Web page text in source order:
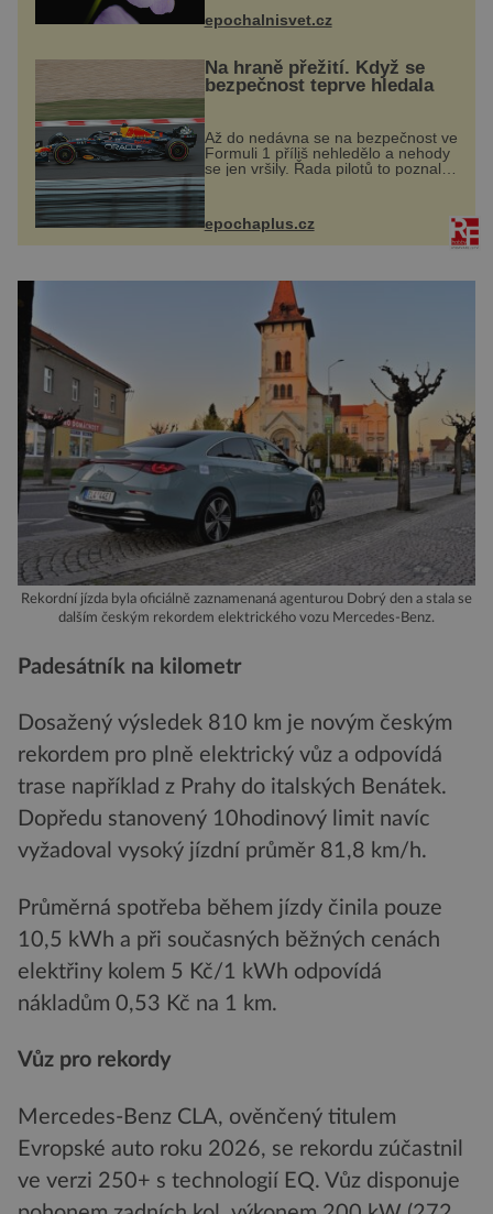
výzkumu to může být pro druhy
vstupenka...
epochalnisvet.cz
Na hraně přežití. Když se
bezpečnost teprve hledala
Až do nedávna se na bezpečnost ve
Formuli 1 příliš nehledělo a nehody
se jen vršily. Řada pilotů to poznala
na vlastní kůži, často s trvalými
následky nebo bohužel i ztrátou
života. Dnes nepochopiteln...
epochaplus.cz
Rekordní jízda byla oficiálně zaznamenaná agenturou Dobrý den a stala se
dalším českým rekordem elektrického vozu Mercedes-Benz.
Padesátník na kilometr
Dosažený výsledek 810 km je novým českým
rekordem pro plně elektrický vůz a odpovídá
trase například z Prahy do italských Benátek.
Dopředu stanovený 10hodinový limit navíc
vyžadoval vysoký jízdní průměr 81,8 km/h.
Průměrná spotřeba během jízdy činila pouze
10,5 kWh a při současných běžných cenách
elektřiny kolem 5 Kč/1 kWh odpovídá
nákladům 0,53 Kč na 1 km.
Vůz pro rekordy
Mercedes-Benz CLA, ověnčený titulem
Evropské auto roku 2026, se rekordu zúčastnil
ve verzi 250+ s technologií EQ. Vůz disponuje